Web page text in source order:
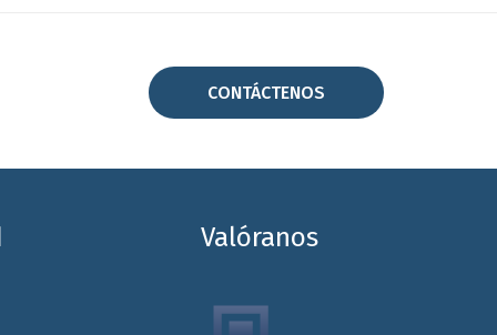
CONTÁCTENOS
Valóranos